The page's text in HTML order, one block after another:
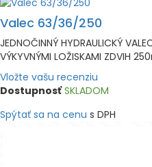
Valec 63/36/250
JEDNOČINNÝ HYDRAULICKÝ
VÝKYVNÝMI LOŽISKAMI ZDVIH
Vložte vašu recenziu
Dostupnosť SKLADOM
Spýtať sa na cenu s DPH